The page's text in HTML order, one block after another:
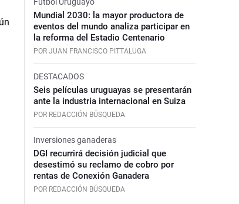
Mundial 2030: la mayor productora de
eventos del mundo analiza participar en
la reforma del Estadio Centenario
POR JUAN FRANCISCO PITTALUGA
DESTACADOS
Seis películas uruguayas se presentarán
ante la industria internacional en Suiza
POR REDACCIÓN BÚSQUEDA
Inversiones ganaderas
DGI recurrirá decisión judicial que
desestimó su reclamo de cobro por
rentas de Conexión Ganadera
POR REDACCIÓN BÚSQUEDA